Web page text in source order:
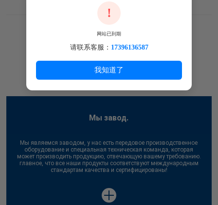
Фабричное Видео
Мы завод.
Мы являемся заводом, у нас есть передовое производственное
оборудование и специальная техническая команда, которая
может производить продукцию, отвечающую вашему требованию.
главное, что все наши продукты соответствуют международным
стандартам качества и сертифицированы!
!
网站已到期
请联系客服： 17396136587
我知道了